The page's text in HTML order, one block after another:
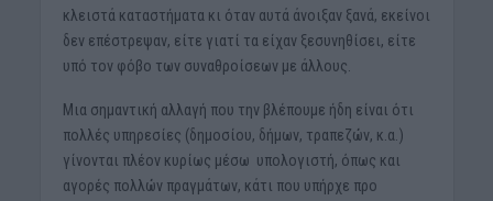
κλειστά καταστήματα κι όταν αυτά άνοιξαν ξανά, εκείνοι
δεν επέστρεψαν, είτε γιατί τα είχαν ξεσυνηθίσει, είτε
υπό τον φόβο των συναθροίσεων με άλλους.
Μια σημαντική αλλαγή που την βλέπουμε ήδη είναι ότι
πολλές υπηρεσίες (δημοσίου, δήμων, τραπεζών, κ.α.)
γίνονται πλέον κυρίως μέσω υπολογιστή, όπως και
αγορές πολλών πραγμάτων, κάτι που υπήρχε προ